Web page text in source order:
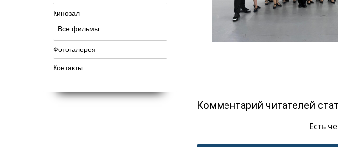
Кинозал
Все фильмы
Фотогалерея
Контакты
Комментарий читателей
Есть